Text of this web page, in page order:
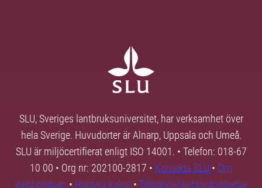
SLU, Sveriges lantbruksuniversitet, har verksamhet över
hela Sverige. Huvudorter är Alnarp, Uppsala och Umeå.
SLU är miljöcertifierat enligt ISO 14001. • Telefon: 018-67
10 00 • Org nr: 202100-2817 • Kontakta SLU • Om
webbplatsen • Hantera kakor • Tillgänglighetsredogörelse